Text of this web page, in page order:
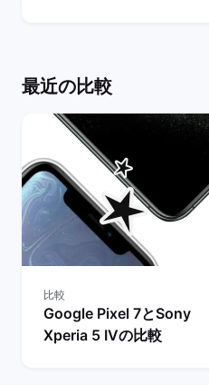
最近の比較
比較
Google Pixel 7とSony
Xperia 5 IVの比較